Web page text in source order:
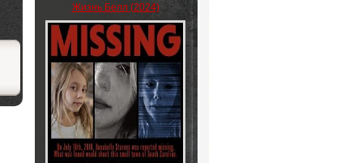
Жизнь Белл (2024)